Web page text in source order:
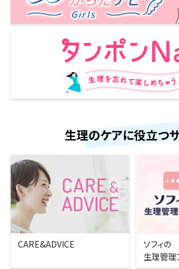
生理のケアに役立つ
CARE&ADVICE
ソフィの
生理管理